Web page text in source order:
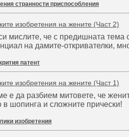
странности приспособления
изобретения на жените (Част 2)
мислите, че с предишната тема
на дамите-откривателки,
патент
изобретения на жените (Част 1)
е да разбием митовете, че
в шопинга и сложните прически!
изобретения